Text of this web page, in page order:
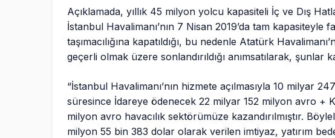
Açıklamada, yıllık 45 milyon yolcu kapasiteli İç ve Dış
İstanbul Havalimanı’nın 7 Nisan 2019’da tam kapasiteyle
taşımacılığına kapatıldığı, bu nedenle Atatürk
geçerli olmak üzere sonlandırıldığı anımsatılarak, şunlar
“İstanbul Havalimanı’nın hizmete açılmasıyla 10 milyar
süresince İdareye ödenecek 22 milyar 152 milyon avro +
milyon avro havacılık sektörümüze kazandırılmıştır.
milyon 55 bin 383 dolar olarak verilen imtiyaz, yatırım